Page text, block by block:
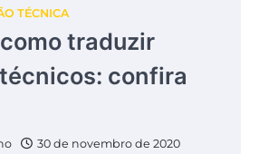
TÉCNICA
traduzir
confira
30 de novembro de 2020